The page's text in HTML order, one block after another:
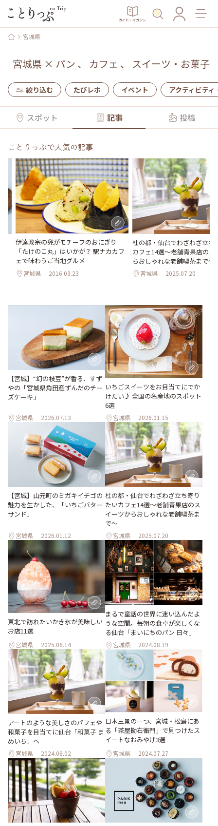
ガイド・マガジン
宮城県
宮城県× パン 、 カフェ 、 スイーツ・お菓子
絞り込む たびレポ イベント アクティビティ
スポット 記事 投稿
ことりっぷで人気の記事
伊達政宗の兜がモチーフのおにぎり
「たけのこ丸」はいかが？ 駅ナカカフ
ェで味わうご当地グルメ
宮城県 2016.03.23
杜の都・仙台でわざわざ立ち
カフェ14選～老舗青果店のス
らおしゃれな老舗喫茶まで～
宮城県 2025.07.20
【宮城】“幻の枝豆”が香る、すず
やの「宮城県角田産ずんだのチー
ズケーキ」
宮城県 2026.07.13
いちごスイーツをお目当てにでか
けたい♪ 全国の名産地のスポット
6選
宮城県 2026.01.15
【宮城】山元町のミガキイチゴの
魅力を生かした、「いちごバター
サンド」
宮城県 2026.01.12
杜の都・仙台でわざわざ立ち寄り
たいカフェ14選～老舗青果店のス
イーツからおしゃれな老舗喫茶ま
で～
宮城県 2025.07.20
東北で訪れたいかき氷が美味しい
お店11選
宮城県 2025.06.14
まるで童話の世界に迷い込んだよ
うな空間。毎朝の食卓が楽しくな
る仙台「まいにちのパン 日々」
宮城県 2024.08.19
アートのような美しさのパフェや
和菓子を目当てに仙台「和菓子 ま
めいち」へ
宮城県 2024.08.02
日本三景の一つ、宮城・松島にあ
る「茶屋勘右衛門」で見つけたス
イートなおみやげ3選
宮城県 2024.07.27